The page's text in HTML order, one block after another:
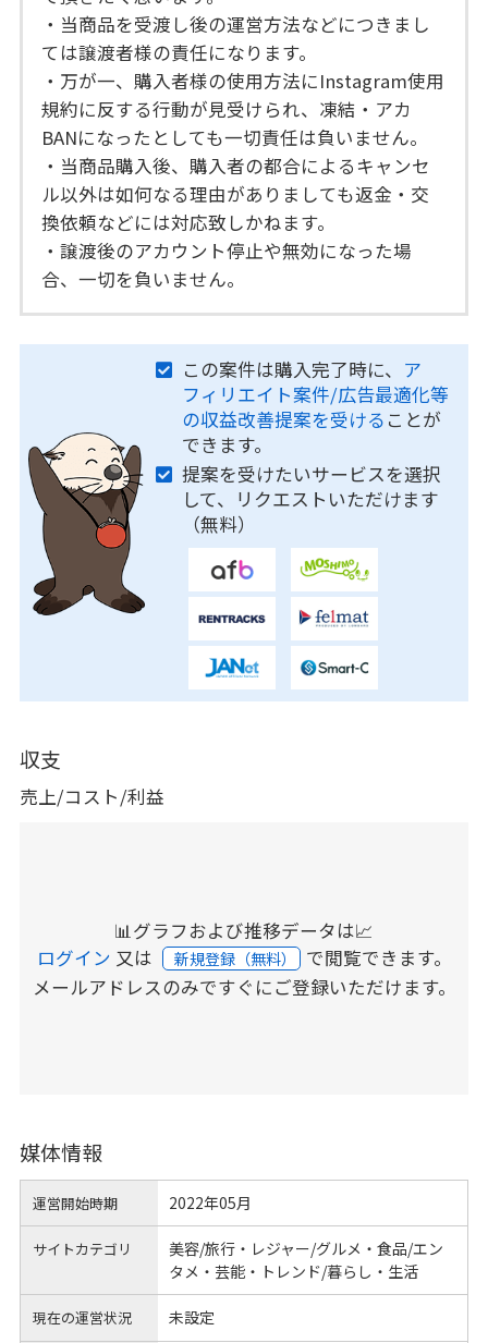
・当商品を受渡し後の運営方法などにつきまし
ては譲渡者様の責任になります。
・万が一、購入者様の使用方法にInstagram使用
規約に反する行動が見受けられ、凍結・アカ
BANになったとしても一切責任は負いません。
・当商品購入後、購入者の都合によるキャンセ
ル以外は如何なる理由がありましても返金・交
換依頼などには対応致しかねます。
・譲渡後のアカウント停止や無効になった場
合、一切を負いません。
この案件は購入完了時に、 ア
フィリエイト案件/広告最適化等
の収益改善提案を受ける ことが
できます。
提案を受けたいサービスを選択
して、リクエストいただけます
（無料）
収支
売上/コスト/利益
📊グラフおよび推移データは📈
ログイン 又は 新規登録（無料） で閲覧できます。
メールアドレスのみですぐにご登録いただけます。
媒体情報
運営開始時期 2022年05月
サイトカテゴリ
美容/旅行・レジャー/グルメ・食品/エン
タメ・芸能・トレンド/暮らし・生活
現在の運営状況 未設定